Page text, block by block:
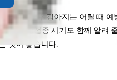
좋습니다. 강아지는 어릴 때
2차 예방접종 시기도 함께 알려
것이 좋습니다.